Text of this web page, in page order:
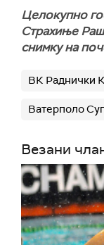
Целокупно
Страхиње
снимку на
ВК Раднички
Ватерполо
Везани